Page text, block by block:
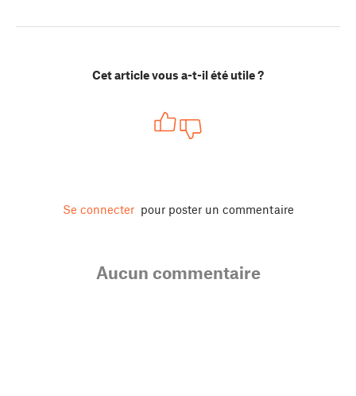
Cet article vous a-t-il été utile ?
Se connecter pour poster un commentaire
Aucun commentaire